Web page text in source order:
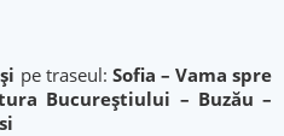
pe traseul: Sofia – Vama spre
Bucureștiului – Buzău –